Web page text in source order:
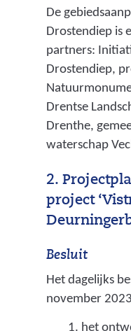
De
Drostendiep is
partners:
Drostendiep,
Drentse
Drenthe,
waterschap
2.
project
Besluit
Het dagelijks
november
het